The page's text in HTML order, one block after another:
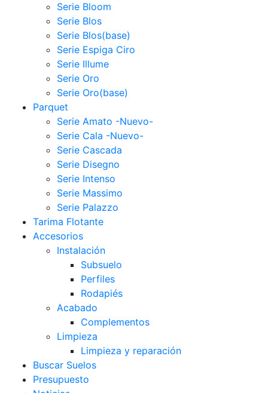
Serie Bloom
Serie Blos
Serie Blos(base)
Serie Espiga Ciro
Serie Illume
Serie Oro
Serie Oro(base)
Parquet
Serie Amato -Nuevo-
Serie Cala -Nuevo-
Serie Cascada
Serie Disegno
Serie Intenso
Serie Massimo
Serie Palazzo
Tarima Flotante
Accesorios
Instalación
Subsuelo
Perfiles
Rodapiés
Acabado
Complementos
Limpieza
Limpieza y reparación
Buscar Suelos
Presupuesto